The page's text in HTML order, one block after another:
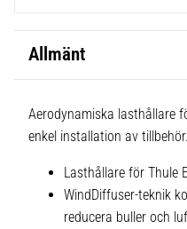
Allmänt
Aerodynamiska lasthållare
enkel installation av tillbehör.
Lasthållare för Thule
WindDiffuser-teknik
reducera buller och